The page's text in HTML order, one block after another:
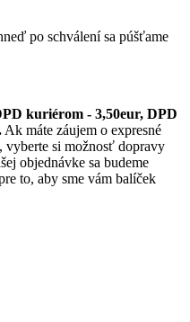
po schválení sa púšťame
kuriérom - 3,50eur, DPD
Ak máte záujem o expresné
vyberte si možnosť dopravy
objednávke sa budeme
to, aby sme vám balíček